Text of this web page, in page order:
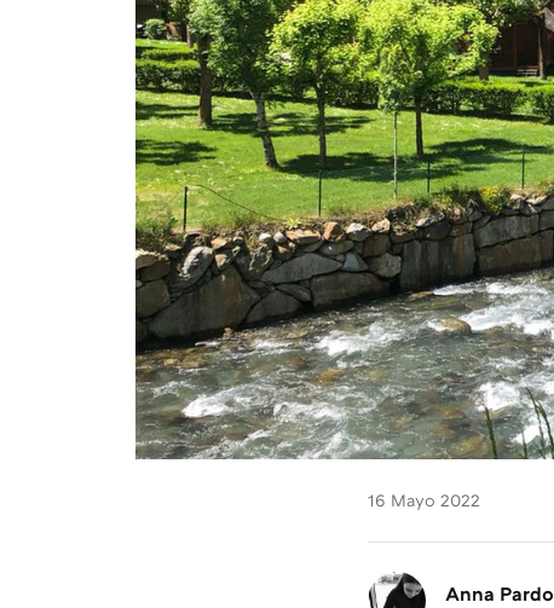
16 Mayo 2022
Anna Pardo